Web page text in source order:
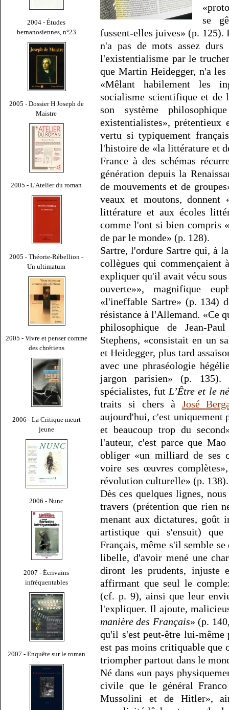
2004 - Études
bernanosiennes, n°23
2005 - Dossier H Joseph de
Maistre
2005 - L'Atelier du roman
2005 - Théorie-Rébellion -
Un ultimatum
2005 - Vivre et penser comme
des chrétiens
2006 - La Critique meurt
jeune
2006 - Nunc
2007 - Écrivains
infréquentables
2007 - Enquête sur le roman
se
fussent-elles juives» (p. 125).
n'a pas de mots assez
l'existentialisme par le
que Martin Heidegger, n'a
«Mêlant habilement les
socialisme scientifique et de
son système
existentialistes», prétentieux
vertu si typiquement
l'histoire de «la littérature et
France à des schémas
génération depuis la
de mouvements et de
veaux et moutons,
littérature et aux écoles
comme l'ont si bien compris
de par le monde» (p. 128).
Sartre, l'ordure Sartre qui, à
collègues qui commençaient
expliquer qu'il avait vécu
ouverte»», magnifique
«l'ineffable Sartre» (p. 134)
résistance à l'Allemand. «Ce
philosophique de Jean-
Stephens, «consistait en un
et Heidegger, plus tard
avec une phraséologie
jargon parisien» (p.
spécialistes, fut L’Être et le
traits si chers à José
aujourd'hui, c'est uniquement
et beaucoup trop du
l'auteur, c'est parce que
obliger «un milliard de ses
voire ses œuvres
révolution culturelle» (p. 138).
Dès ces quelques lignes,
travers (prétention que rien
menant aux dictatures, goût
artistique qui s'ensuit) que
Français, même s'il semble se
libelle, d'avoir mené une
diront les prudents, injuste
affirmant que seul le
(cf. p. 9), ainsi que leur
l'expliquer. Il ajoute,
manière des Français» (p.
qu'il s'est peut-être lui-même
est pas moins critiquable que
triompher partout dans le
Né dans «un pays
civile que le général
Mussolini et de Hitler»,